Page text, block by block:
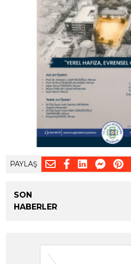
PAYLAŞ
SON
HABERLER